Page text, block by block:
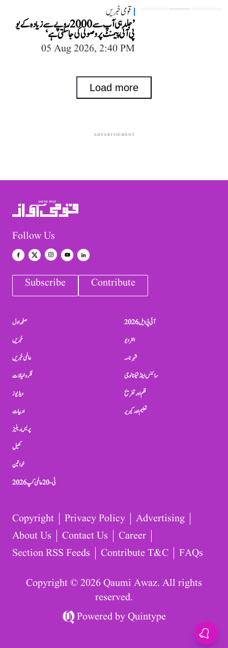
قومی خبریں
’جلد ہی آپ سے 2000 روپے سے زیادہ کے یو
پی آئی پیمنٹ پر وصولی کی جا سکتی ہے‘
05 Aug 2026, 2:40 PM
Load more
ADVERTISEMENT
Follow Us
Subscribe Contribute
صفحہ اول
خبریں
عالمی خبریں
فکر و خیالات
ویڈیوز
ادبیات
پریس ریلیز
کھیل
خواتین
ٹی-20 عالمی کپ 2026
آئی پی ایل 2026
انٹرویو
شہرنامہ
سائنس اینڈ ٹیکنالوجی
فلم اور تفریح
تعلیم اور کیریر
Copyright Privacy Policy
Advertising
About Us
Contact Us
Career
Section RSS Feeds
Contribute T&C FAQs
Copyright © 2026 Qaumi Awaz. All rights
reserved.
Powered byQuintype